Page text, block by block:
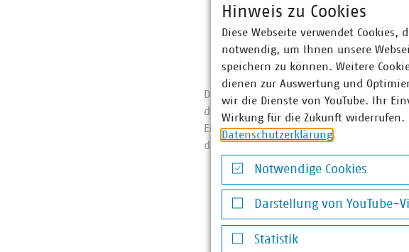
Die Zeitung für kommunale Wirtschaft
diese Woche“ liefert jeden
Entscheiderinnen und Entscheider
darüber, was die Branche am meisten
Jeden Freitag
Pünktlich um 9 Uhr zum Start in
Direkt in Ihr E-Mail-Postfach
Hinweis zu Cookies
Diese Webseite verwendet
notwendig, um Ihnen unsere
speichern zu können. Weitere
dienen zur Auswertung und
wir die Dienste von YouTube. Ihr
Wirkung für die Zukunft
Datenschutzerklärung.
Notwendige Cookies
Notwendige Cookies
Darstellung von YouTube-
Darstellung von YouTube-Videos
Statistik